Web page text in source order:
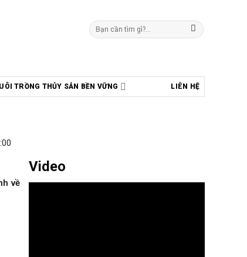
Tìm
kiếm:
TRỒNG THỦY SẢN BỀN VỮNG LIÊN HỆ
về
Video